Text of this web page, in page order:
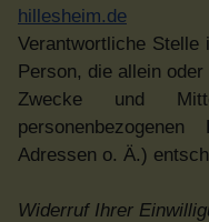
hillesheim.de
Verantwortliche
Person, die allein
Zwecke und
Adressen o. Ä.)
Widerruf Ihrer